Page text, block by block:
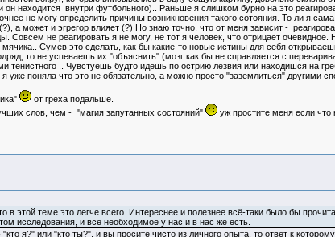
находится внутри футбольного).. Раньше я слишком бурно на это
не могу определить причины возникновения такого сотояния. То ли я
а может и эгрегор влияет (?) Но знаю точно, что от меня зависит -
не реагировать я не могу, не тот я человек, что отрицает очевидное.
мячика.. Сумев это сделать, как бы какие-то новые истины для себя
то не успеваешь их "объяснить" (мозг как бы не справляется с
тенистного .. Чувстуешь будто идешь по острию лезвия или находишся на
уже поняла что это не обязательно, а можно просто "заземлиться" другими
от греха подальше.
слов, чем - "магия запутанных состояний"
уж простите меня если что
этой теме это легче всего. Интереснее и полезнее всё-таки было бы
исследования, и всё необходимое у нас и в нас же есть.
"кто я?" или "кто ты?", и вы просите чисто из личного опыта, то ответ к